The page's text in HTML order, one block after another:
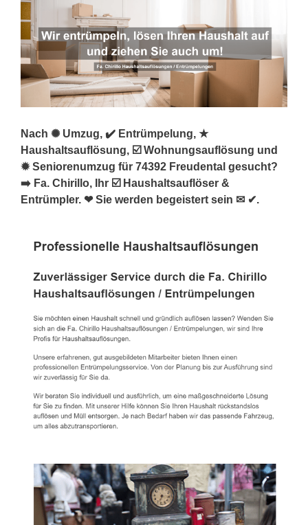
Nach ✺ Umzug, ✔️ Entrümpelung, ★
Haushaltsauflösung, ☑️ Wohnungsauflösung und
✹ Seniorenumzug für 74392 Freudental gesucht?
➡️ Fa. Chirillo, Ihr ☑️ Haushaltsauflöser &
Entrümpler. ❤ Sie werden begeistert sein ✉ ✔.